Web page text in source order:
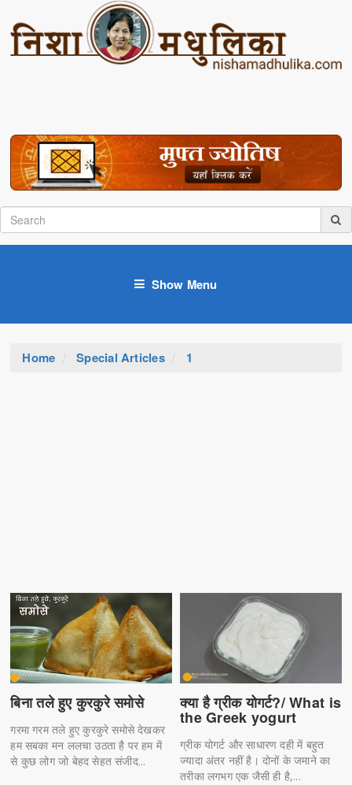
Show Menu
Home Special Articles 1
बिना तले हुए कुरकुरे समोसे
गरमा गरम तले हुए कुरकुरे समोसे देखकर
हम सबका मन ललचा उठता है पर हम में
से कुछ लोग जो बेहद सेहत संजीद...
क्या है ग्रीक योगर्ट?/ What is
the Greek yogurt
ग्रीक योगर्ट और साधारण दही में बहुत
ज्यादा अंतर नहीं है। दोनों के जमाने का
तरीका लगभग एक जैसी ही है,...